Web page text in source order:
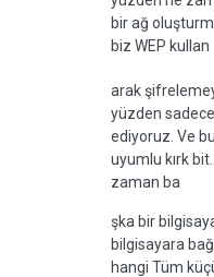
bir ağ
biz WEP kullan
arak
yüzden
ediyoruz. Ve
uyumlu kırk
zaman ba
şka bir
bilgisayara
hangi Tüm